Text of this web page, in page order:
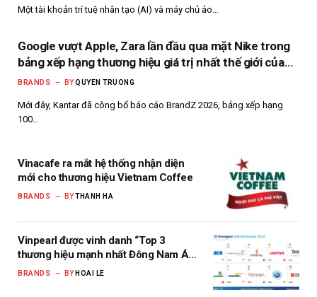
Một tài khoản trí tuệ nhân tạo (AI) và máy chủ ảo…
Google vượt Apple, Zara lần đầu qua mặt Nike trong
bảng xếp hạng thương hiệu giá trị nhất thế giới của
Kantar
BRANDS BYQUYEN TRUONG
Mới đây, Kantar đã công bố báo cáo BrandZ 2026, bảng xếp hạng
100…
Vinacafe ra mắt hệ thống nhận diện
mới cho thương hiệu Vietnam Coffee
BRANDS BYTHANH HA
Vinpearl được vinh danh “Top 3
thương hiệu mạnh nhất Đông Nam Á
2024”
BRANDS BY HOAI LE